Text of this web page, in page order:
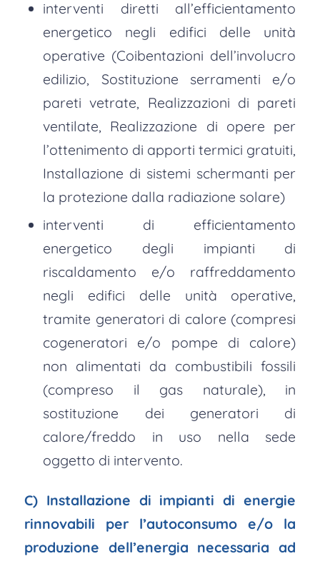
interventi diretti all’efficientamento
energetico negli edifici delle unità
operative (Coibentazioni dell’involucro
edilizio, Sostituzione serramenti e/o
pareti vetrate, Realizzazioni di pareti
ventilate, Realizzazione di opere per
l’ottenimento di apporti termici gratuiti,
Installazione di sistemi schermanti per
la protezione dalla radiazione solare)
interventi di efficientamento
energetico degli impianti di
riscaldamento e/o raffreddamento
negli edifici delle unità operative,
tramite generatori di calore (compresi
cogeneratori e/o pompe di calore)
non alimentati da combustibili fossili
(compreso il gas naturale), in
sostituzione dei generatori di
calore/freddo in uso nella sede
oggetto di intervento.
C) Installazione di impianti di energie
rinnovabili per l’autoconsumo e/o la
produzione dell’energia necessaria ad